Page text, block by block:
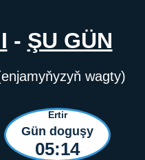
- ŞU GÜN
wagty)
Ertir
Gün doguşy
05:14